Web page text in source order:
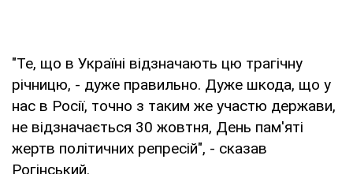
"Те, що в Україні відзначають цю трагічну
річницю, - дуже правильно. Дуже шкода, що у
нас в Росії, точно з таким же участю держави,
не відзначається 30 жовтня, День пам'яті
жертв політичних репресій", - сказав
Рогінський.